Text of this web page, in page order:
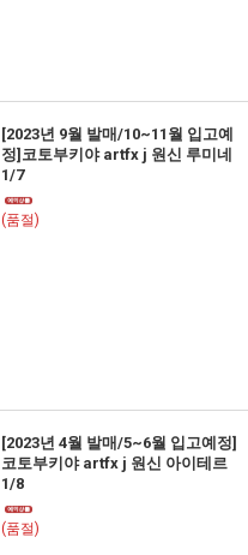
[2023년 9월 발매/10~11월 입고예
정]코토부키야 artfx j 원신 루미네
1/7
(품절)
[2023년 4월 발매/5~6월 입고예정]
코토부키야 artfx j 원신 아이테르
1/8
(품절)